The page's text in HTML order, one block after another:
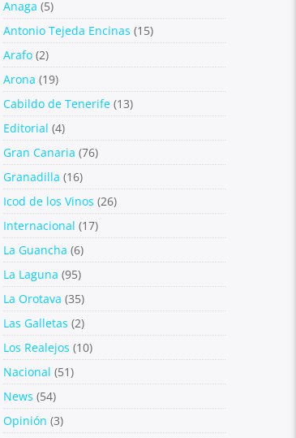
Anaga (5)
Antonio Tejeda Encinas (15)
Arafo(2)
Arona (19)
Cabildo de Tenerife(13)
Editorial (4)
Gran Canaria (76)
Granadilla (16)
Icod de los Vinos (26)
Internacional (17)
La Guancha (6)
La Laguna (95)
La Orotava (35)
Las Galletas (2)
Los Realejos (10)
Nacional (51)
News (54)
Opinión (3)